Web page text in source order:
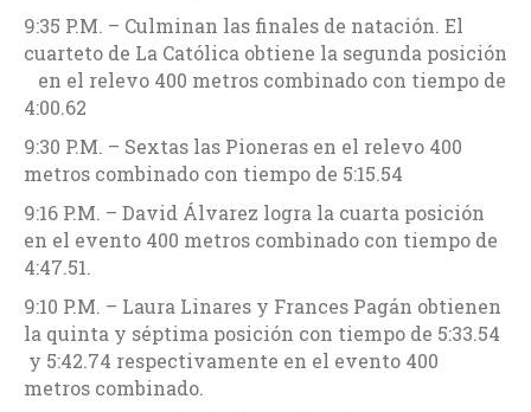
9:35 P.M. – Culminan las finales de natación. El
cuarteto de La Católica obtiene la segunda posición
en el relevo 400 metros combinado con tiempo de
4:00.62
9:30 P.M. – Sextas las Pioneras en el relevo 400
metros combinado con tiempo de 5:15.54
9:16 P.M. – David Álvarez logra la cuarta posición
en el evento 400 metros combinado con tiempo de
4:47.51.
9:10 P.M. – Laura Linares y Frances Pagán obtienen
la quinta y séptima posición con tiempo de 5:33.54
y 5:42.74 respectivamente en el evento 400
metros combinado.